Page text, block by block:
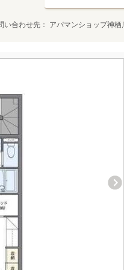
い合わせ先 アパマンショップ